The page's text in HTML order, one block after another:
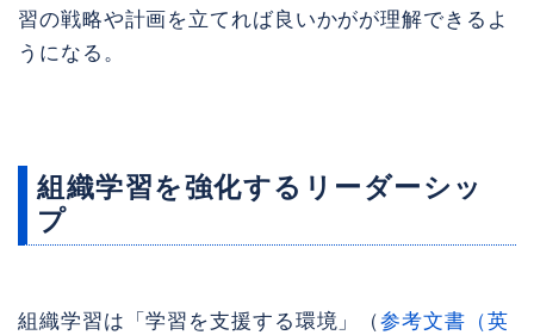
習の戦略や計画を立てれば良いかがが理解できるよ
うになる。
組織学習を強化するリーダーシッ
プ
組織学習は「学習を支援する環境」（参考文書（英